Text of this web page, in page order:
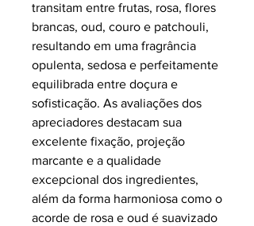
transitam entre frutas, rosa, flores
brancas, oud, couro e patchouli,
resultando em uma fragrância
opulenta, sedosa e perfeitamente
equilibrada entre doçura e
sofisticação. As avaliações dos
apreciadores destacam sua
excelente fixação, projeção
marcante e a qualidade
excepcional dos ingredientes,
além da forma harmoniosa como o
acorde de rosa e oud é suavizado